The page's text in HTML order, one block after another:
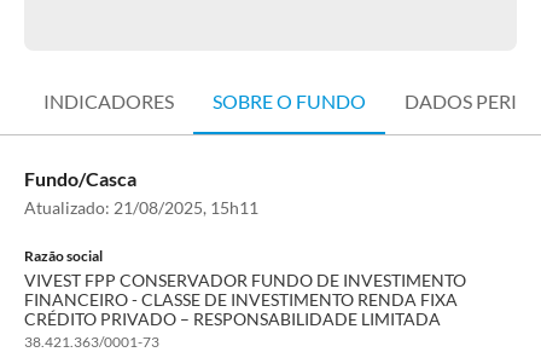
INDICADORES SOBRE O FUNDO DADOS
Fundo/Casca
Atualizado: 21/08/2025, 15h11
Razão social
VIVEST FPP CONSERVADOR FUNDO DE INVESTIMENTO
FINANCEIRO - CLASSE DE INVESTIMENTO RENDA FIXA
CRÉDITO PRIVADO – RESPONSABILIDADE LIMITADA
38.421.363/0001-73